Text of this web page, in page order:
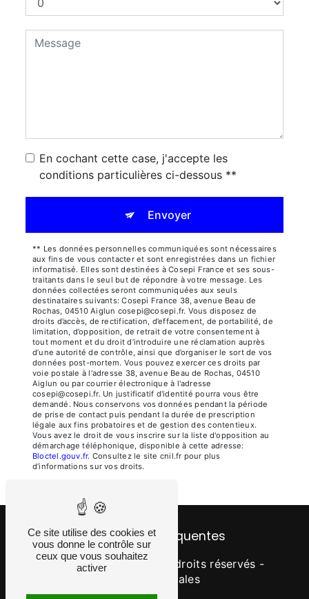
En cochant cette case, j'accepte les
conditions particulières ci-dessous **
Envoyer
** Les données personnelles communiquées sont nécessaires
aux fins de vous contacter et sont enregistrées dans un fichier
informatisé. Elles sont destinées à Cosepi France et ses sous-
traitants dans le seul but de répondre à votre message. Les
données collectées seront communiquées aux seuls
destinataires suivants: Cosepi France 38, avenue Beau de
Rochas, 04510 Aiglun cosepi@cosepi.fr. Vous disposez de
droits d’accès, de rectification, d’effacement, de portabilité, de
limitation, d’opposition, de retrait de votre consentement à
tout moment et du droit d’introduire une réclamation auprès
d’une autorité de contrôle, ainsi que d’organiser le sort de vos
données post-mortem. Vous pouvez exercer ces droits par
voie postale à l'adresse 38, avenue Beau de Rochas, 04510
Aiglun ou par courrier électronique à l'adresse
cosepi@cosepi.fr. Un justificatif d'identité pourra vous être
demandé. Nous conservons vos données pendant la période
de prise de contact puis pendant la durée de prescription
légale aux fins probatoires et de gestion des contentieux.
Vous avez le droit de vous inscrire sur la liste d'opposition au
démarchage téléphonique, disponible à cette adresse:
Bloctel.gouv.fr. Consultez le site cnil.fr pour plus
d’informations sur vos droits.
Recherches fréquentes
©Vistalid- 2026 - Tous droits réservés -
Mentions légales
Ce site utilise des cookies et
vous donne le contrôle sur
ceux que vous souhaitez
activer